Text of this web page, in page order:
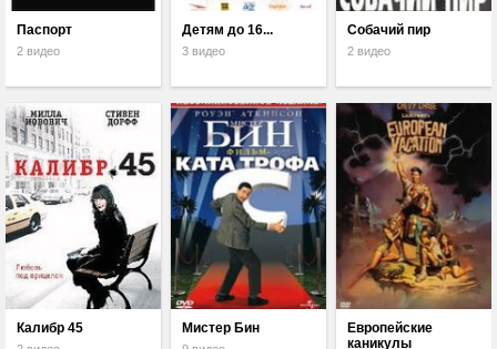
Паспорт
2 видео
Детям до 16...
3 видео
Собачий пир
2 видео
Калибр 45 Мистер Бин
Европейские
каникулы